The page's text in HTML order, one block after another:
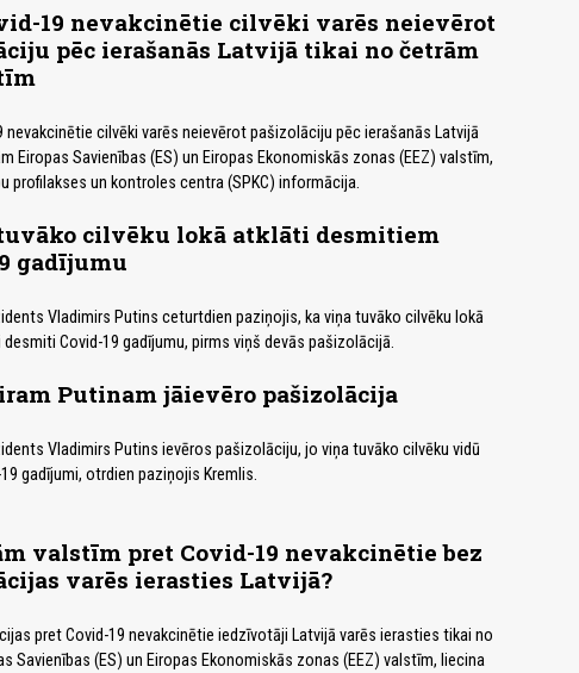
19 nevakcinētie cilvēki varēs neievērot
pēc ierašanās Latvijā tikai no četrām
nevakcinētie cilvēki varēs neievērot pašizolāciju pēc ierašanās Latvijā
Eiropas Savienības (ES) un Eiropas Ekonomiskās zonas (EEZ) valstīm,
profilakses un kontroles centra (SPKC) informācija.
cilvēku lokā atklāti desmitiem
gadījumu
Vladimirs Putins ceturtdien paziņojis, ka viņa tuvāko cilvēku lokā
Covid-19 gadījumu, pirms viņš devās pašizolācijā.
Putinam jāievēro pašizolācija
Vladimirs Putins ievēros pašizolāciju, jo viņa tuvāko cilvēku vidū
gadījumi, otrdien paziņojis Kremlis.
valstīm pret Covid-19 nevakcinētie bez
varēs ierasties Latvijā?
pret Covid-19 nevakcinētie iedzīvotāji Latvijā varēs ierasties tikai no
Savienības (ES) un Eiropas Ekonomiskās zonas (EEZ) valstīm, liecina